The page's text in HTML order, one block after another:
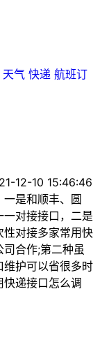
天气 快递 航班订
12-10 15:46:46
是和顺丰、圆
对接接口，二是
对接多家常用快
合作;第二种虽
护可以省很多时
递接口怎么调